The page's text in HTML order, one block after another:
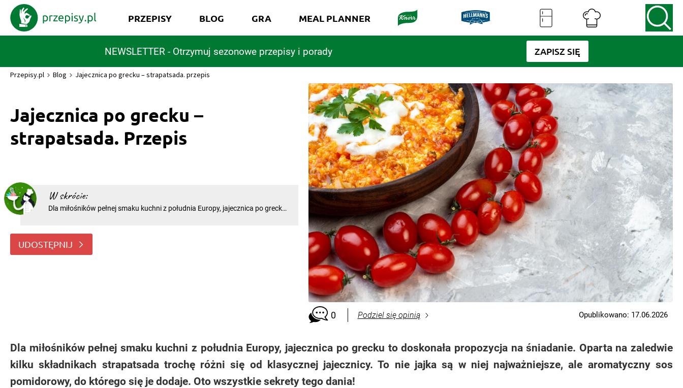
NEWSLETTER - Otrzymuj sezonowe przepisy i porady ZAPISZ SIĘ
PRZEPISY BLOG GRA MEAL PLANNER
Przepisy.pl Blog Jajecznica po grecku – strapatsada. przepis
Jajecznica po grecku –
strapatsada. Przepis
W skrócie:
Dla miłośników pełnej smaku kuchni z południa Europy, jajecznica po grecku
nie jajka są w niej najważniejsze, ale aromat
UDOSTĘPNIJ
0 Podziel się opinią Opublikowano: 17.06.2026
Dla miłośników pełnej smaku kuchni z południa Europy, jajecznica po grecku to doskonała propozycja na śniadanie. Oparta na zaledwie
kilku składnikach strapatsada trochę różni się od klasycznej jajecznicy. To nie jajka są w niej najważniejsze, ale aromatyczny sos
pomidorowy, do którego się je dodaje. Oto wszystkie sekrety tego dania!